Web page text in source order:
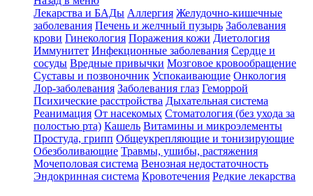
Лекарства и БАДы Аллергия Желудочно-кишечные
заболевания Печень и желчный пузырь Заболевания
крови Гинекология Поражения кожи Диетология
Иммунитет Инфекционные заболевания Сердце и
сосуды Вредные привычки Мозговое кровообращение
Суставы и позвоночник Успокаивающие Онкология
Лор-заболевания Заболевания глаз Геморрой
Психические расстройства Дыхательная система
Реанимация От насекомых Стоматология (без ухода за
полостью рта) Кашель Витамины и микроэлементы
Простуда, грипп Общеукрепляющие и тонизирующие
Обезболивающие Травмы, ушибы, растяжения
Мочеполовая система Венозная недостаточность
Эндокринная система Кровотечения Редкие лекарства